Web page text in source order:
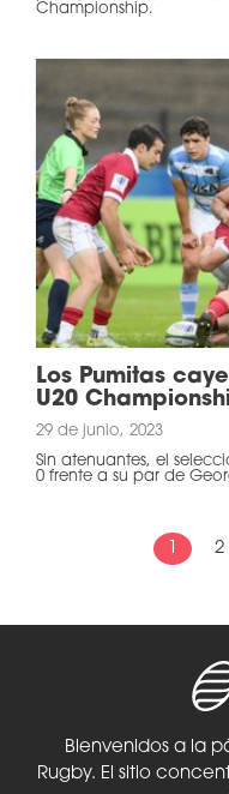
Championship.
Los Pumitas
U20
29 de junio, 2023
Sin atenuantes, el
0 frente a su par de
2
Bienvenidos a la
Rugby. El sitio